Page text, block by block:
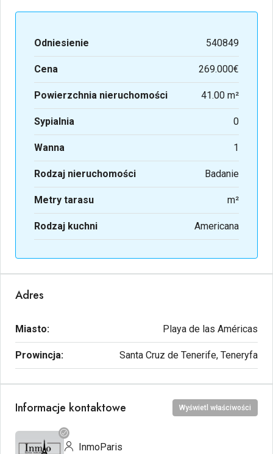
Odniesienie 540849
Cena 269.000€
Powierzchnia nieruchomości 41.00 m²
Sypialnia 0
Wanna 1
Rodzaj nieruchomości Badanie
Metry tarasu m²
Rodzaj kuchni Americana
Adres
Miasto: Playa de las Américas
Prowincja: Santa Cruz de Tenerife, Teneryfa
Informacje kontaktowe Wyświetl właściwości
InmoParis